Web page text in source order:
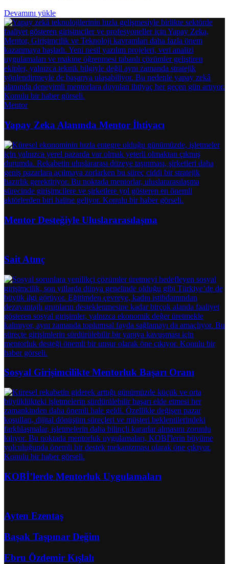
Devamını yükle
Mentor
Yapay Zeka Alanında Mentor İhtiyacı
Mentor Desteğiyle Uluslararasılaşma
Sait Atınç
Sosyal Girişimcilikte Mentorluk Başarı Oranı
KOBİ’lerde Mentorluk Uygulamaları
Ayten Ezentaş
Başak Taşpınar Değim
Ebru Özdemir Kışlalı